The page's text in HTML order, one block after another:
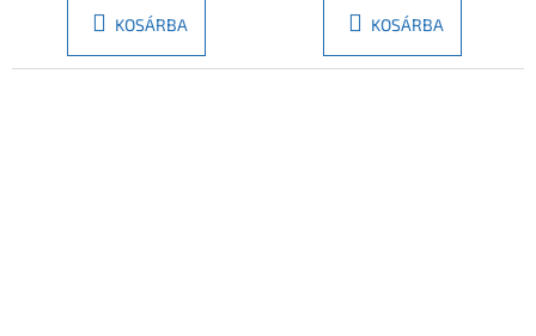
KOSÁRBA KOSÁRBA